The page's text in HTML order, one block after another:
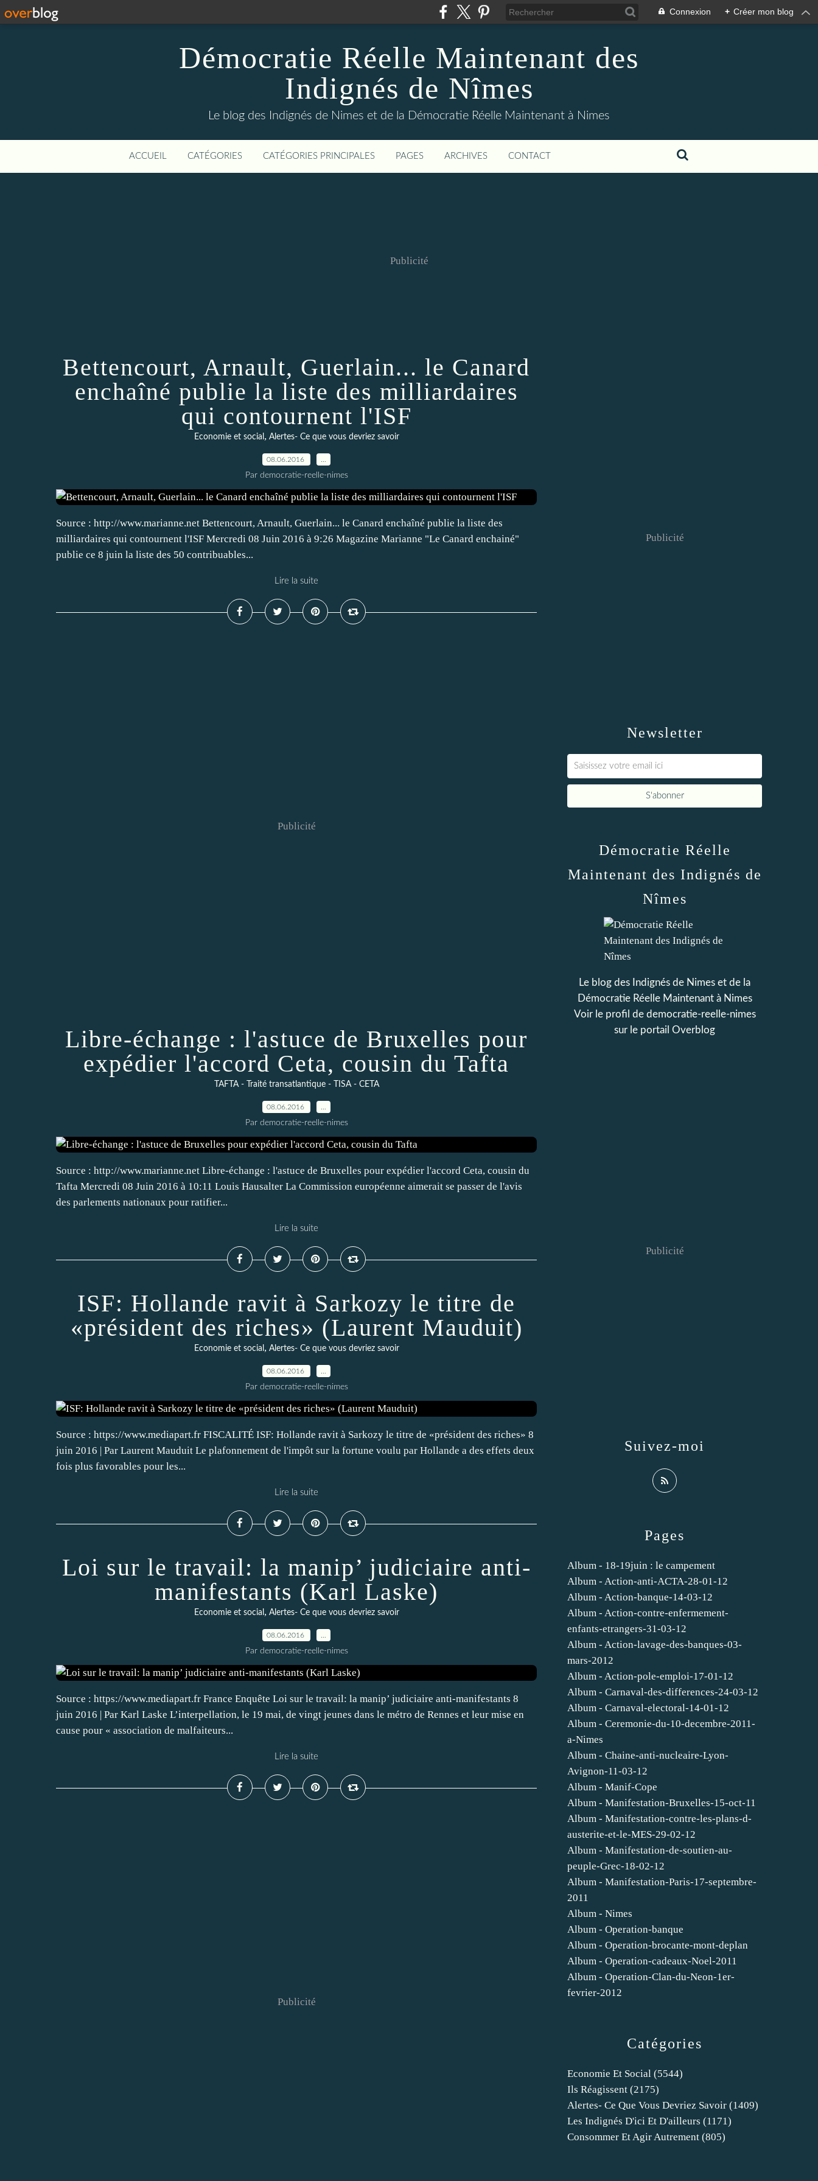
Connexion + Créer mon blog
Démocratie Réelle Maintenant des
Indignés de Nîmes
Le blog des Indignés de Nimes et de la Démocratie Réelle Maintenant à Nimes
ACCUEIL CATÉGORIES CATÉGORIES PRINCIPALES PAGES ARCHIVES CONTACT
Publicité
Bettencourt, Arnault, Guerlain... le Canard
enchaîné publie la liste des milliardaires
qui contournent l'ISF
Economie et social , Alertes- Ce que vous devriez savoir
08.06.2016
Par democratie-reelle-nimes
Source : http://www.marianne.net Bettencourt, Arnault, Guerlain... le Canard enchaîné publie la liste des
milliardaires qui contournent l'ISF Mercredi 08 Juin 2016 à 9:26 Magazine Marianne "Le Canard enchainé"
publie ce 8 juin la liste des 50 contribuables...
Lire la suite
Publicité
Libre-échange : l'astuce de Bruxelles pour
expédier l'accord Ceta, cousin du Tafta
TAFTA - Traité transatlantique - TISA - CETA
08.06.2016
Par democratie-reelle-nimes
Source : http://www.marianne.net Libre-échange : l'astuce de Bruxelles pour expédier l'accord Ceta, cousin du
Tafta Mercredi 08 Juin 2016 à 10:11 Louis Hausalter La Commission européenne aimerait se passer de l'avis
des parlements nationaux pour ratifier...
Lire la suite
ISF: Hollande ravit à Sarkozy le titre de
«président des riches» (Laurent Mauduit)
Economie et social , Alertes- Ce que vous devriez savoir
08.06.2016
Par democratie-reelle-nimes
Source : https://www.mediapart.fr FISCALITÉ ISF: Hollande ravit à Sarkozy le titre de «président des riches» 8
juin 2016 | Par Laurent Mauduit Le plafonnement de l'impôt sur la fortune voulu par Hollande a des effets deux
fois plus favorables pour les...
Lire la suite
Loi sur le travail: la manip’ judiciaire anti-
manifestants (Karl Laske)
Economie et social , Alertes- Ce que vous devriez savoir
08.06.2016
Par democratie-reelle-nimes
Source : https://www.mediapart.fr France Enquête Loi sur le travail: la manip’ judiciaire anti-manifestants 8
juin 2016 | Par Karl Laske L’interpellation, le 19 mai, de vingt jeunes dans le métro de Rennes et leur mise en
cause pour « association de malfaiteurs...
Lire la suite
Publicité
Newsletter
Publicité
Catégories
Economie Et Social (5544)
Ils Réagissent (2175)
Alertes- Ce Que Vous Devriez Savoir (1409)
Les Indignés D'ici Et D'ailleurs (1171)
Consommer Et Agir Autrement (805)
Pages
Album - 18-19juin : le campement
Album - Action-anti-ACTA-28-01-12
Album - Action-banque-14-03-12
Album - Action-contre-enfermement-
enfants-etrangers-31-03-12
Album - Action-lavage-des-banques-03-
mars-2012
Album - Action-pole-emploi-17-01-12
Album - Carnaval-des-differences-24-03-12
Album - Carnaval-electoral-14-01-12
Album - Ceremonie-du-10-decembre-2011-
a-Nimes
Album - Chaine-anti-nucleaire-Lyon-
Avignon-11-03-12
Album - Manif-Cope
Album - Manifestation-Bruxelles-15-oct-11
Album - Manifestation-contre-les-plans-d-
austerite-et-le-MES-29-02-12
Album - Manifestation-de-soutien-au-
peuple-Grec-18-02-12
Album - Manifestation-Paris-17-septembre-
2011
Album - Nimes
Album - Operation-banque
Album - Operation-brocante-mont-deplan
Album - Operation-cadeaux-Noel-2011
Album - Operation-Clan-du-Neon-1er-
fevrier-2012
Démocratie Réelle
Maintenant des Indignés de
Nîmes
Le blog des Indignés de Nimes et de la
Démocratie Réelle Maintenant à Nimes
Voir le profil de democratie-reelle-nimes
sur le portail Overblog
Suivez-moi
Publicité